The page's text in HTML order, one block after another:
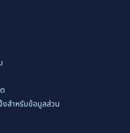
งสำหรับข้อมูลส่วน